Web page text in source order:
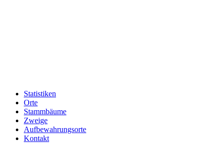
Statistiken
Orte
Stammbäume
Zweige
Aufbewahrungsorte
Kontakt